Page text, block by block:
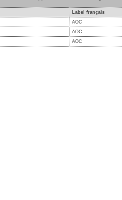
Label français
AOC
AOC
AOC